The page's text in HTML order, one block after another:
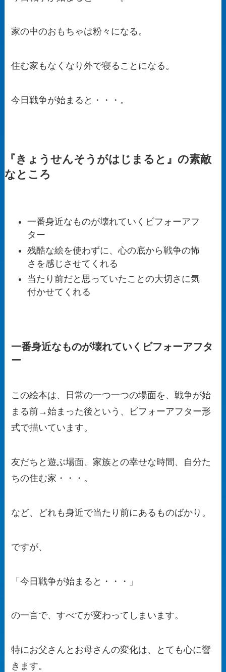
家の中のおもちゃは粉々になる。
住む家もなくなり外で寝ることになる。
今日戦争が始まると・・・。
『きょうせんそうがはじまると』の素敵
なところ
一番身近なものが壊れていくビフォーアフ
ター
残酷な絵を使わずに、心の底から戦争の怖
さを感じさせてくれる
当たり前だと思っていたことの大切さに気
付かせてくれる
一番身近なものが壊れていくビフォーアフタ
ー
この絵本は、日常の一つ一つの場面を、戦争が始
まる前→始まった後という、ビフォーアフター形
式で描いています。
友だちと遊ぶ場面、家族との幸せな時間、自分た
ちの住む家・・・。
など、どれも身近で当たり前にあるものばかり。
ですが、
「今日戦争が始まると・・・」
の一言で、すべてが変わってしまいます。
特にお父さんとお母さんの変化は、とても心に響
きます。